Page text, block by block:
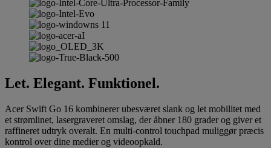
Let. Elegant. Funktionel.
Acer Swift Go 16 kombinerer ubesværet slank og let mobilitet med
et strømlinet, lasergraveret omslag, der åbner 180 grader og giver et
raffineret udtryk overalt. En multi-control touchpad muliggør præcis
kontrol over dine medier og videoopkald.